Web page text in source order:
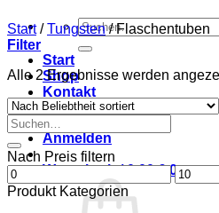
Suche
nach:
Start
Shop
Kontakt
Mein Konto
Anmelden
Warenkorb /0,00€ 0
Start / Tungsten /Flaschentuben
Filter
Alle 2 Ergebnisse werden
Suche
nach:
Nach Preis filtern
Min.
Preis
Max.
Preis
Produkt Kategorien